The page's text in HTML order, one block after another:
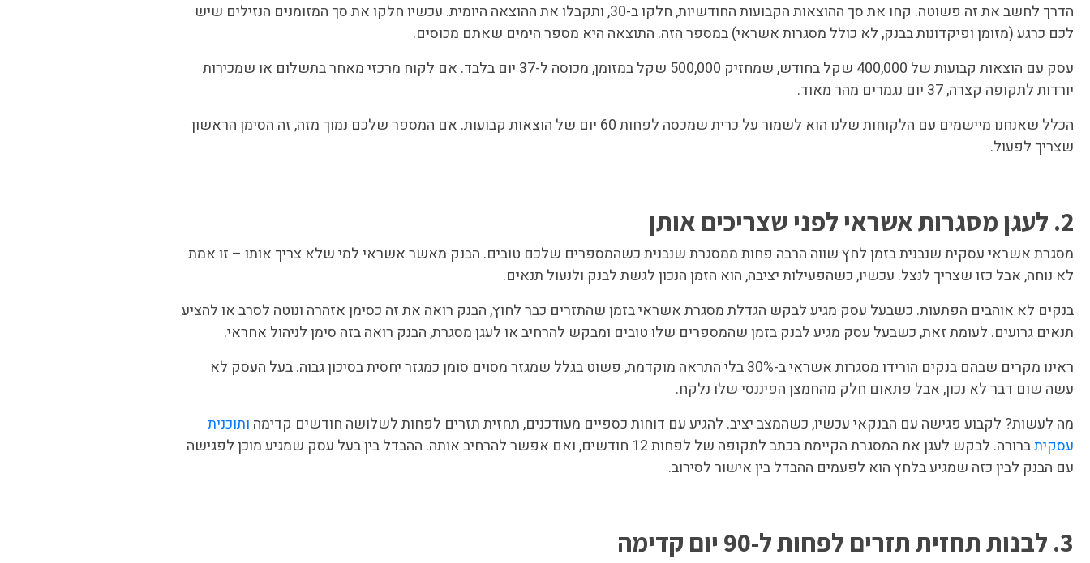
הדרך לחשב את זה פשוטה. קחו את סך ההוצאות הקבועות החודשיות, חלקו ב-30, ותקבלו את ההוצאה היומית. עכשיו חלקו את סך המזומנים הנזילים שיש
לכם כרגע (מזומן ופיקדונות בבנק, לא כולל מסגרות אשראי) במספר הזה. התוצאה היא מספר הימים שאתם מכוסים.
עסק עם הוצאות קבועות של 400,000 שקל בחודש, שמחזיק 500,000 שקל במזומן, מכוסה ל-37 יום בלבד. אם לקוח מרכזי מאחר בתשלום או שמכירות
יורדות לתקופה קצרה, 37 יום נגמרים מהר מאוד.
הכלל שאנחנו מיישמים עם הלקוחות שלנו הוא לשמור על כרית שמכסה לפחות 60 יום של הוצאות קבועות. אם המספר שלכם נמוך מזה, זה הסימן הראשון
שצריך לפעול.
2. לעגן מסגרות אשראי לפני שצריכים אותן
מסגרת אשראי עסקית שנבנית בזמן לחץ שווה הרבה פחות ממסגרת שנבנית כשהמספרים שלכם טובים. הבנק מאשר אשראי למי שלא צריך אותו – זו אמת
לא נוחה, אבל כזו שצריך לנצל. עכשיו, כשהפעילות יציבה, הוא הזמן הנכון לגשת לבנק ולנעול תנאים.
בנקים לא אוהבים הפתעות. כשבעל עסק מגיע לבקש הגדלת מסגרת אשראי בזמן שהתזרים כבר לחוץ, הבנק רואה את זה כסימן אזהרה ונוטה לסרב או להציע
תנאים גרועים. לעומת זאת, כשבעל עסק מגיע לבנק בזמן שהמספרים שלו טובים ומבקש להרחיב או לעגן מסגרת, הבנק רואה בזה סימן לניהול אחראי.
ראינו מקרים שבהם בנקים הורידו מסגרות אשראי ב-30% בלי התראה מוקדמת, פשוט בגלל שמגזר מסוים סומן כמגזר יחסית בסיכון גבוה. בעל העסק לא
עשה שום דבר לא נכון, אבל פתאום חלק מהחמצן הפיננסי שלו נלקח.
מה לעשות? לקבוע פגישה עם הבנקאי עכשיו, כשהמצב יציב. להגיע עם דוחות כספיים מעודכנים, תחזית תזרים לפחות לשלושה חודשים קדימה ותוכנית
עסקית
ברורה. לבקש לעגן את המסגרת הקיימת בכתב לתקופה של לפחות 12 חודשים, ואם אפשר להרחיב אותה. ההבדל בין בעל עסק שמגיע מוכן לפגישה
עם הבנק לבין כזה שמגיע בלחץ הוא לפעמים ההבדל בין אישור לסירוב.
3. לבנות תחזית תזרים לפחות ל-90 יום קדימה